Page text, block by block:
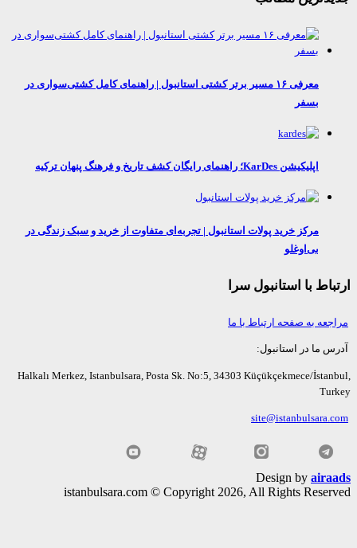
معرفی ۱۶ مسیر برتر کشتی استانبول | راهنمای کامل کشتی‌سواری در
اپلیکیشن KarDes؛ راهنمای رایگان کشف تاریخ و فرهنگ پنهان ترکیه
مرکز خرید پولات استانبول | تجربه‌ای متفاوت از خرید و سبک زندگی در
بی‌اوغلو
با استانبول سرا
به صفحه ارتباط با ما
ما در استانبول:
Halkalı Merkez, Istanbulsara, Posta Sk. No:5, 34303 Küçükçekmece/
Design by
istanbulsara.com © Copyright 2026, All Rights